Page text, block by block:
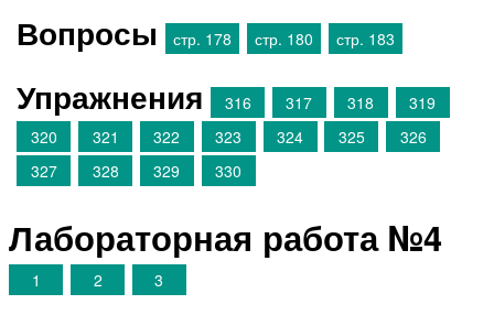
Вопросы стр. 178 стр. 180 стр. 183
Упражнения 316 317 318
319
320
321 322 323 324 325
326
327
328 329 330
Лабораторная работа №4
1 2 3